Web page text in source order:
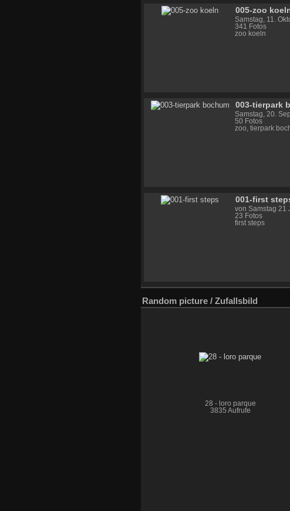
005-zoo
Samstag, 11.
341 Fotos
zoo koeln
003-tierpark
Samstag, 20.
50 Fotos
zoo, tierpark
001-first
von Samstag 21
23 Fotos
first steps
Random picture / Zufallsbild
28 - loro parque
3835 Aufrufe